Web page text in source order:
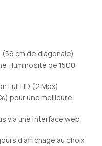
cm de diagonale)
: luminosité de 1500
Full HD (2 Mpx)
pour une meilleure
via une interface web
d'affichage au choix